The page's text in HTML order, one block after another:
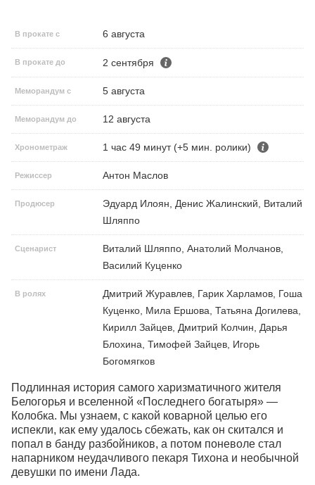
В прокате с 6 августа
В прокате до 2 сентября
Меморандум с 5 августа
Меморандум до 12 августа
Хронометраж 1 час 49 минут (+5 мин. ролики)
Режиссер Антон Маслов
Продюсер
Эдуард Илоян, Денис Жалинский, Виталий
Шляппо
Сценарист
Виталий Шляппо, Анатолий Молчанов,
Василий Куценко
В ролях
Дмитрий Журавлев, Гарик Харламов, Гоша
Куценко, Мила Ершова, Татьяна Догилева,
Кирилл Зайцев, Дмитрий Колчин, Дарья
Блохина, Тимофей Зайцев, Игорь
Богомягков
Подлинная история самого харизматичного жителя
Белогорья и вселенной «Последнего богатыря» —
Колобка. Мы узнаем, с какой коварной целью его
испекли, как ему удалось сбежать, как он скитался и
попал в банду разбойников, а потом поневоле стал
напарником неудачливого пекаря Тихона и необычной
девушки по имени Лада.